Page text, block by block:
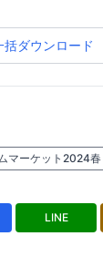
括ダウンロード
マーケット2024春
LINE